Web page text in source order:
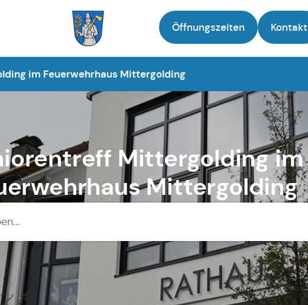
Zur Startseite
Öffnungszeiten Kontakt
im Feuerwehrhaus Mittergolding
Mittergolding im
Mittergolding